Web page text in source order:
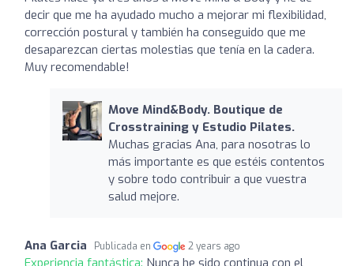
decir que me ha ayudado mucho a mejorar mi flexibilidad,
corrección postural y también ha conseguido que me
desaparezcan ciertas molestias que tenía en la cadera.
Muy recomendable!
Move Mind&Body. Boutique de
Crosstraining y Estudio Pilates.
Muchas gracias Ana, para nosotras lo
más importante es que estéis contentos
y sobre todo contribuir a que vuestra
salud mejore.
Ana Garcia Publicada en 2 years ago
Experiencia fantástica: Nunca he sido continua con el